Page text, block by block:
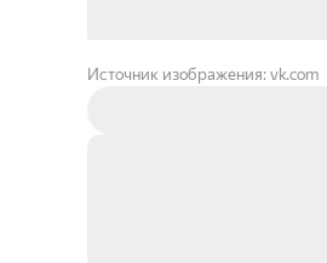
Источник изображения: vk.com